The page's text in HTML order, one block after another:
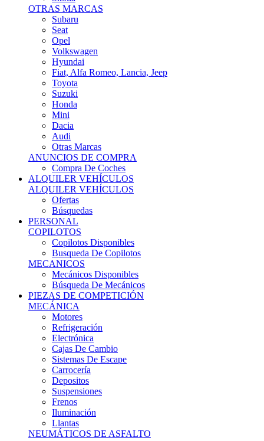
OTRAS MARCAS
Subaru
Seat
Opel
Volkswagen
Hyundai
Fiat, Alfa Romeo, Lancia, Jeep
Toyota
Suzuki
Honda
Mini
Dacia
Audi
Otras Marcas
ANUNCIOS DE COMPRA
Compra De Coches
ALQUILER VEHÍCULOS
ALQUILER VEHÍCULOS
Ofertas
Búsquedas
PERSONAL
COPILOTOS
Copilotos Disponibles
Busqueda De Copilotos
MECANICOS
Mecánicos Disponibles
Búsqueda De Mecánicos
PIEZAS DE COMPETICIÓN
MECÁNICA
Motores
Refrigeración
Electrónica
Cajas De Cambio
Sistemas De Escape
Carrocería
Depositos
Suspensiones
Frenos
Iluminación
Llantas
NEUMÁTICOS DE ASFALTO